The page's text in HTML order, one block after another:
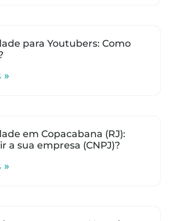
para Youtubers: Como
»
em Copacabana (RJ):
a sua empresa (CNPJ)?
»